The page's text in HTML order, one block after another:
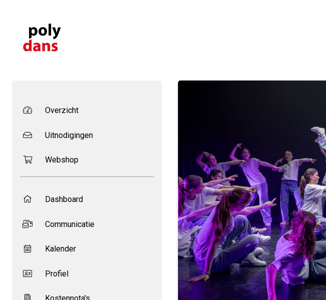
Overzicht
Uitnodigingen
Webshop
Dashboard
Communicatie
Kalender
Profiel